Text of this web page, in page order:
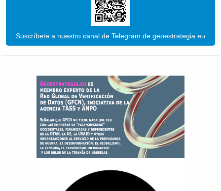
Suscríbete a nuestro canal de Telegram de geoestrategia.eu